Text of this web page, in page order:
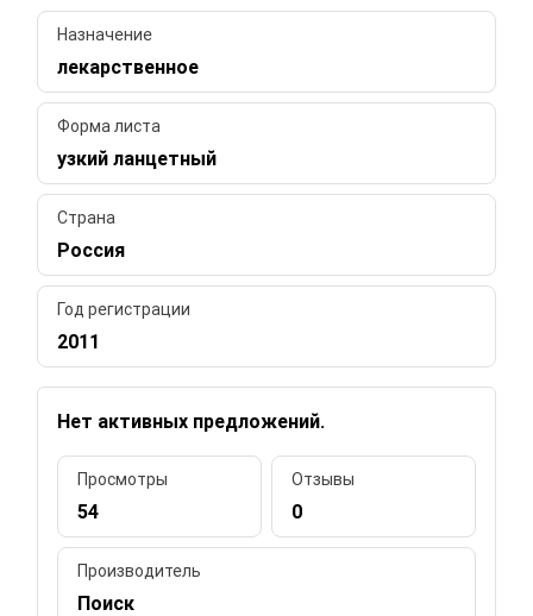
Назначение
лекарственное
Форма листа
узкий ланцетный
Страна
Россия
Год регистрации
2011
Нет активных предложений.
Просмотры
54
Отзывы
0
Производитель
Поиск